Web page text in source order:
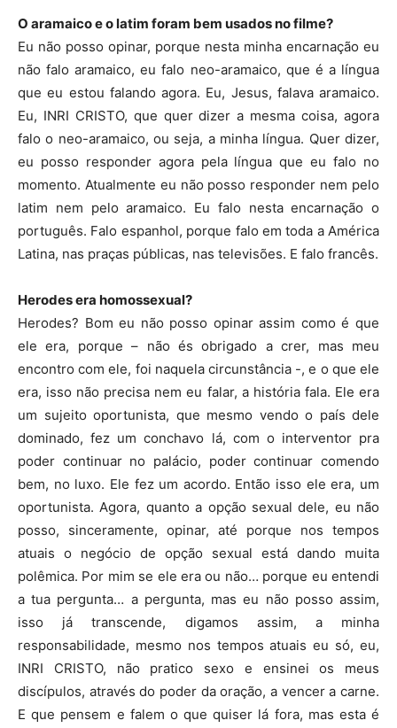
O aramaico e o latim foram bem usados no filme?
Eu não posso opinar, porque nesta minha encarnação eu
não falo aramaico, eu falo neo-aramaico, que é a língua
que eu estou falando agora. Eu, Jesus, falava aramaico.
Eu, INRI CRISTO, que quer dizer a mesma coisa, agora
falo o neo-aramaico, ou seja, a minha língua. Quer dizer,
eu posso responder agora pela língua que eu falo no
momento. Atualmente eu não posso responder nem pelo
latim nem pelo aramaico. Eu falo nesta encarnação o
português. Falo espanhol, porque falo em toda a América
Latina, nas praças públicas, nas televisões. E falo francês.
Herodes era homossexual?
Herodes? Bom eu não posso opinar assim como é que
ele era, porque – não és obrigado a crer, mas meu
encontro com ele, foi naquela circunstância -, e o que ele
era, isso não precisa nem eu falar, a história fala. Ele era
um sujeito oportunista, que mesmo vendo o país dele
dominado, fez um conchavo lá, com o interventor pra
poder continuar no palácio, poder continuar comendo
bem, no luxo. Ele fez um acordo. Então isso ele era, um
oportunista. Agora, quanto a opção sexual dele, eu não
posso, sinceramente, opinar, até porque nos tempos
atuais o negócio de opção sexual está dando muita
polêmica. Por mim se ele era ou não… porque eu entendi
a tua pergunta… a pergunta, mas eu não posso assim,
isso já transcende, digamos assim, a minha
responsabilidade, mesmo nos tempos atuais eu só, eu,
INRI CRISTO, não pratico sexo e ensinei os meus
discípulos, através do poder da oração, a vencer a carne.
E que pensem e falem o que quiser lá fora, mas esta é